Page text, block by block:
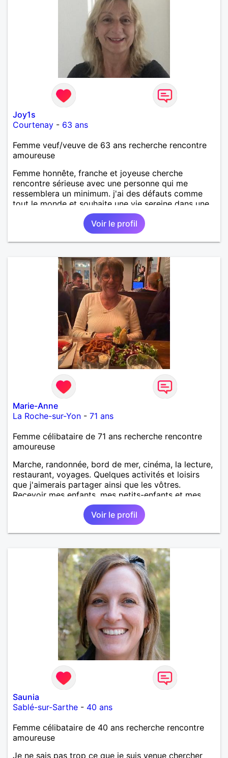
Joy1s
Courtenay - 63 ans
Femme veuf/veuve de 63 ans recherche rencontre
amoureuse
Femme honnête, franche et joyeuse cherche
rencontre sérieuse avec une personne qui me
ressemblera un minimum. j'ai des défauts comme
tout le monde et souhaite une vie sereine dans une
relation sur du long terme.
Voir le profil
Marie-Anne
La Roche-sur-Yon - 71 ans
Femme célibataire de 71 ans recherche rencontre
amoureuse
Marche, randonnée, bord de mer, cinéma, la lecture,
restaurant, voyages. Quelques activités et loisirs
que j'aimerais partager ainsi que les vôtres.
Recevoir mes enfants, mes petits-enfants et mes
amis. Bénévolat auprès des enfants à l’école, pour le
cinéma indépendant... Se rencontrer, être à l’écoute,
échanger avec une personne de confiance, pour une
vie de partage, de tendresse. Les voyages et où
dehors des sentiers battus me raviraient. Je
m'engage à répondre à votre message. Au plaisir de
Voir le profil
Saunia
Sablé-sur-Sarthe - 40 ans
Femme célibataire de 40 ans recherche rencontre
amoureuse
Je ne sais pas trop ce que je suis venue chercher